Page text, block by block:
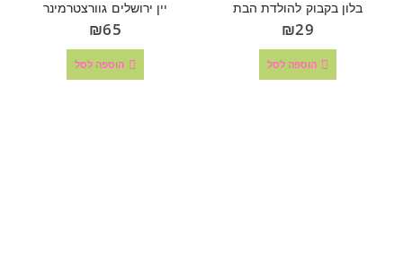
בלון בקבוק להולדת הבת
₪29
הוספה לסל
יין ירושלים גוורצטרמינר
₪65
הוספה לסל